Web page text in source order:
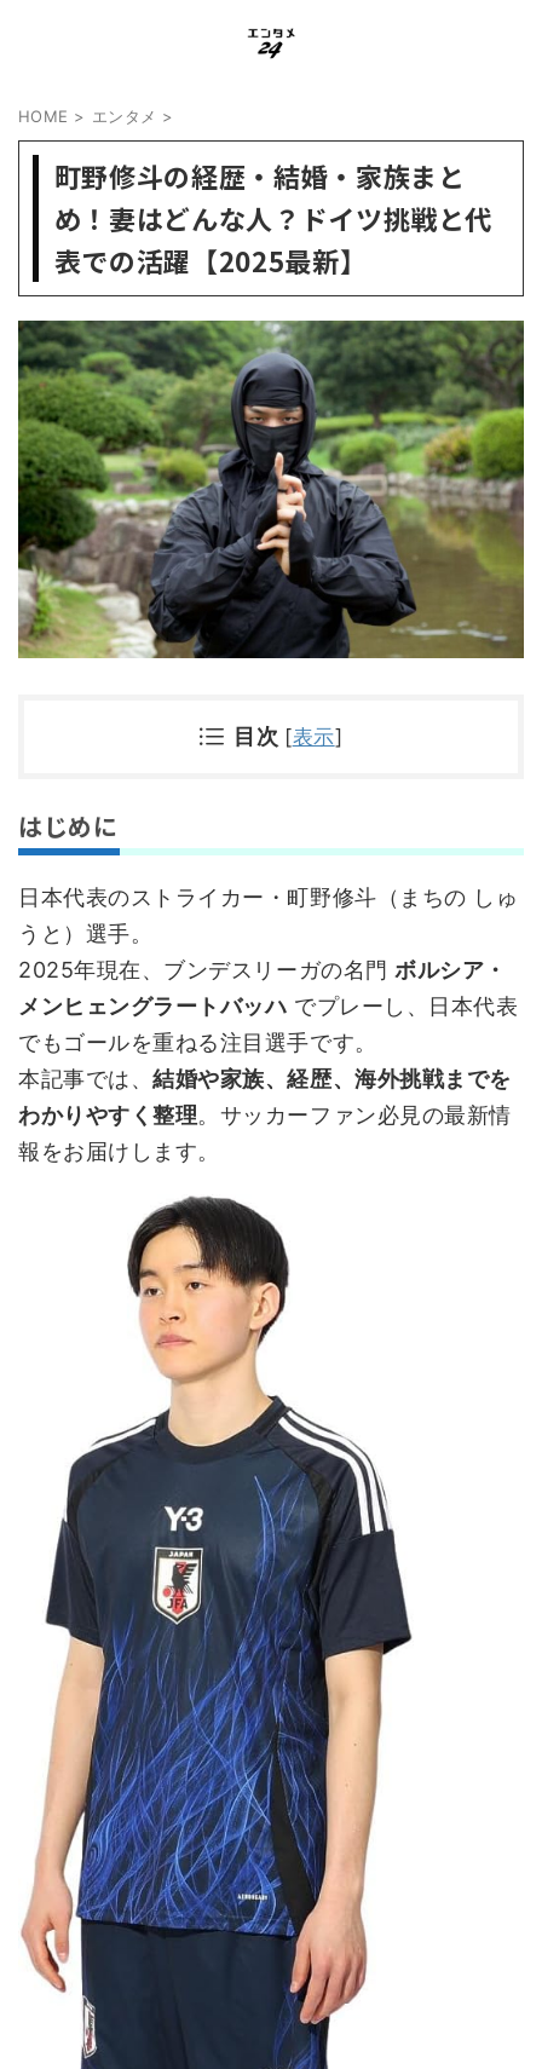
HOME > エンタメ >
町野修斗の経歴・結婚・家族まと
め！妻はどんな人？ドイツ挑戦と代
表での活躍【2025最新】
目次 [表示]
はじめに
日本代表のストライカー・町野修斗（まちの しゅ
うと）選手。
2025年現在、ブンデスリーガの名門ボルシア・
メンヒェングラートバッハ でプレーし、日本代表
でもゴールを重ねる注目選手です。
本記事では、結婚や家族、経歴、海外挑戦までを
わかりやすく整理。サッカーファン必見の最新情
報をお届けします。